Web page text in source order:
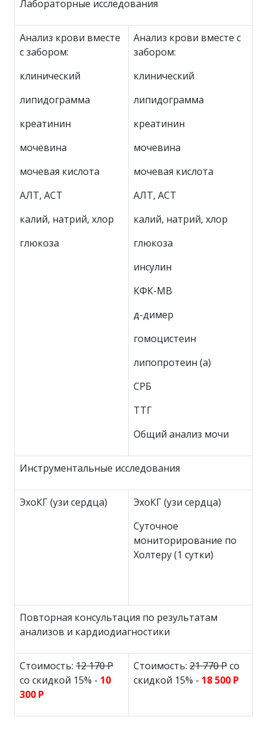
Лабораторные исследования
Анализ крови вместе
с забором:
клинический
липидограмма
креатинин
мочевина
мочевая кислота
АЛТ, АСТ
калий, натрий, хлор
глюкоза
Анализ крови вместе с
забором:
клинический
липидограмма
креатинин
мочевина
мочевая кислота
АЛТ, АСТ
калий, натрий, хлор
глюкоза
инсулин
КФК-МВ
д-димер
гомоцистеин
липопротеин (а)
СРБ
ТТГ
Общий анализ мочи
Инструментальные исследования
ЭхоКГ (узи сердца)
ЭхоКГ (узи сердца)
Суточное
мониторирование по
Холтеру (1 сутки)
Повторная консультация по результатам
анализов и кардиодиагностики
Стоимость: 12 170 Р
со скидкой 15% - 10
300 Р
Стоимость: 21 770 Рсо
скидкой 15% - 18 500 Р